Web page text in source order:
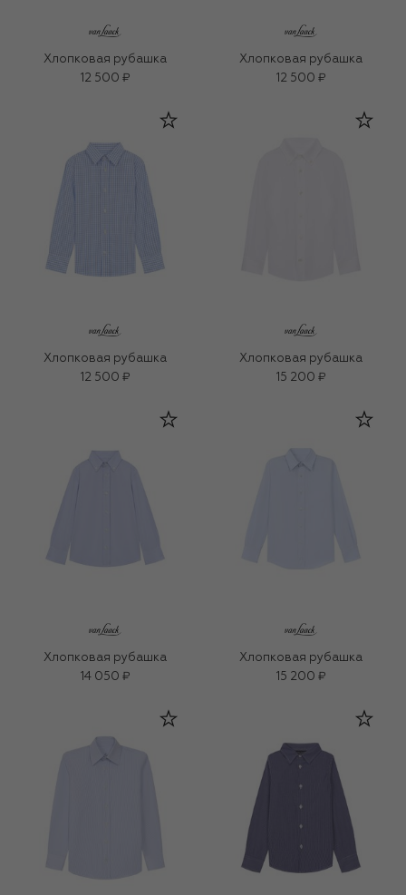
Хлопковая рубашка
12 500 ₽
Хлопковая рубашка
12 500 ₽
Хлопковая рубашка
12 500 ₽
Хлопковая рубашка
15 200 ₽
Хлопковая рубашка
14 050 ₽
Хлопковая рубашка
15 200 ₽